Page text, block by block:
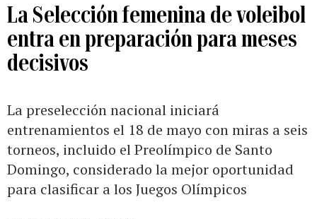
La Selección femenina de voleibol
entra en preparación para meses
decisivos
La preselección nacional iniciará
entrenamientos el 18 de mayo con miras a seis
torneos, incluido el Preolímpico de Santo
Domingo, considerado la mejor oportunidad
para clasificar a los Juegos Olímpicos